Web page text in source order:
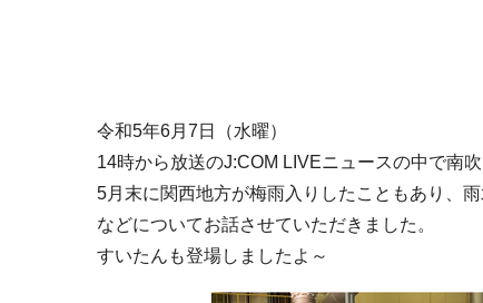
令和5年6月7日（水曜）
14時から放送のJ:COM LIVEニュースの中で南
5月末に関西地方が梅雨入りしたこともあり、
などについてお話させていただきました。
すいたんも登場しましたよ～